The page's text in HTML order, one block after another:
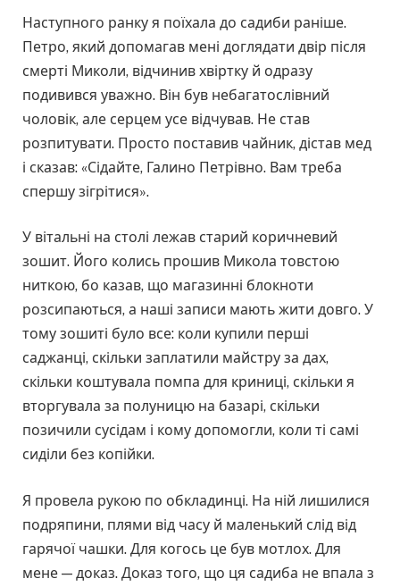
Наступного ранку я поїхала до садиби раніше.
Петро, який допомагав мені доглядати двір після
смерті Миколи, відчинив хвіртку й одразу
подивився уважно. Він був небагатослівний
чоловік, але серцем усе відчував. Не став
розпитувати. Просто поставив чайник, дістав мед
і сказав: «Сідайте, Галино Петрівно. Вам треба
спершу зігрітися».
У вітальні на столі лежав старий коричневий
зошит. Його колись прошив Микола товстою
ниткою, бо казав, що магазинні блокноти
розсипаються, а наші записи мають жити довго. У
тому зошиті було все: коли купили перші
саджанці, скільки заплатили майстру за дах,
скільки коштувала помпа для криниці, скільки я
вторгувала за полуницю на базарі, скільки
позичили сусідам і кому допомогли, коли ті самі
сиділи без копійки.
Я провела рукою по обкладинці. На ній лишилися
подряпини, плями від часу й маленький слід від
гарячої чашки. Для когось це був мотлох. Для
мене — доказ. Доказ того, що ця садиба не впала з